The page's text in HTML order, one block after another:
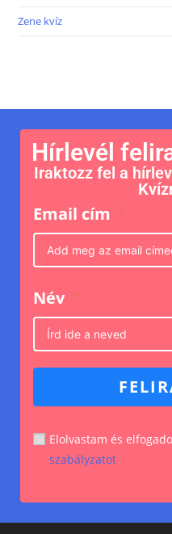
Zene kvíz
Hírlevél
Iraktozz fel a
Email cím
Név
Elolvastam és
szabályzatot